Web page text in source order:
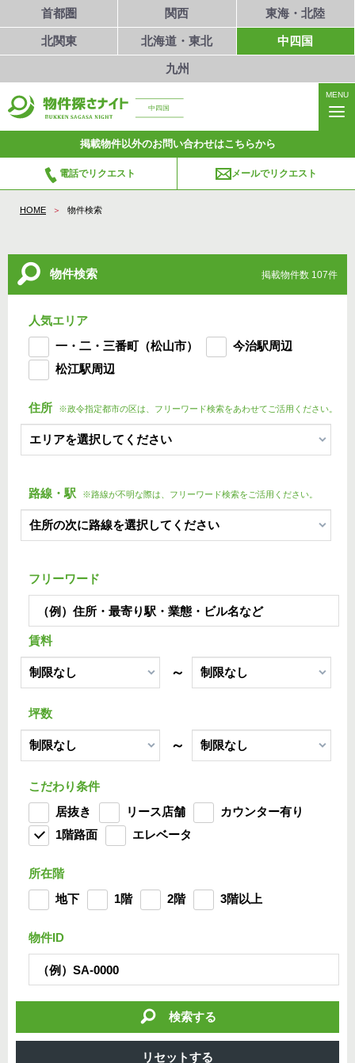
首都圏 関西 東海・北陸
北関東 北海道・東北 中四国
九州
中四国
MENU
掲載物件以外のお問い合わせはこちらから
電話でリクエスト メールでリクエスト
HOME 物件検索
物件検索 掲載物件数 107件
人気エリア
一・二・三番町（松山市）
今治駅周辺
松江駅周辺
住所 ※政令指定都市の区は、フリーワード検索をあわせてご活用ください。
路線・駅 ※路線が不明な際は、フリーワード検索をご活用ください。
フリーワード
賃料
～
坪数
～
こだわり条件
居抜き
リース店舗
カウンター有り
1階路面
エレベータ
所在階
地下
1階 2階 3階以上
物件ID
検索する